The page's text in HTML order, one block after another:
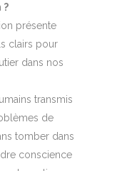
?
présente
clairs pour
dans nos
transmis
de
tomber dans
conscience